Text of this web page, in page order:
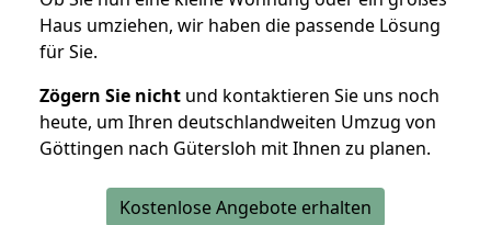
Haus umziehen, wir haben die passende Lösung
für Sie.
Zögern Sie nicht und kontaktieren Sie uns noch
heute, um Ihren deutschlandweiten Umzug von
Göttingen nach Gütersloh mit Ihnen zu planen.
Kostenlose Angebote erhalten